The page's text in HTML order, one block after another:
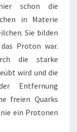
schon die
in Materie
Sie bilden
Proton war.
die starke
wird und die
Entfernung
freien Quarks
ein Protonen